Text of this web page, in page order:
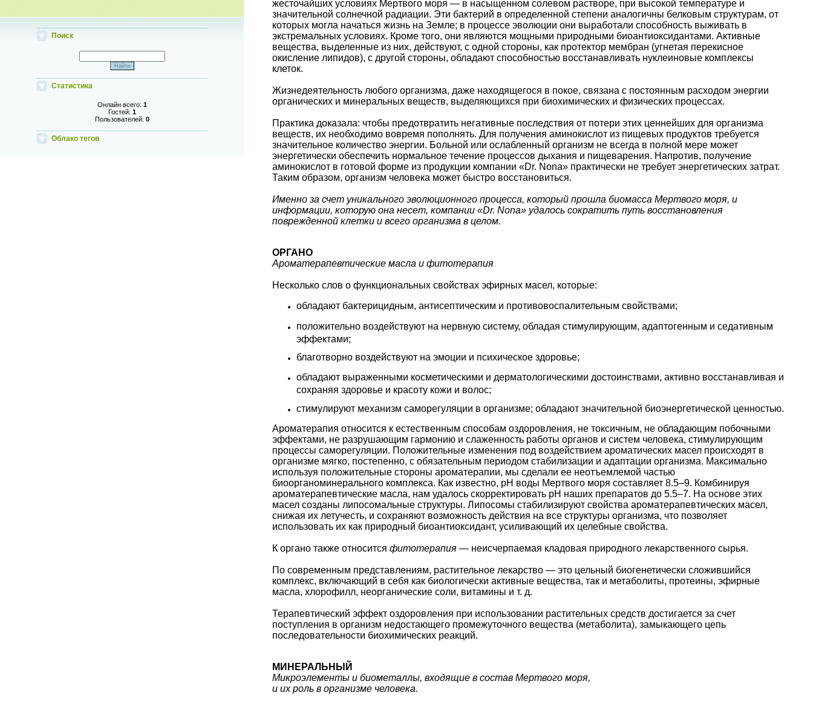
Поиск
Статистика
Онлайн всего: 1
Гостей: 1
Пользователей: 0
Облако тегов
жесточайших условиях Мертвого моря — в насыщенном солевом растворе, при высокой температуре и
значительной солнечной радиации. Эти бактерий в определенной степени аналогичны белковым структурам, от
которых могла начаться жизнь на Земле; в процессе эволюции они выработали способность выживать в
экстремальных условиях. Кроме того, они являются мощными природными биоантиоксидантами. Активные
вещества, выделенные из них, действуют, с одной стороны, как протектор мембран (угнетая перекисное
окисление липидов), с другой стороны, обладают способностью восстанавливать нуклеиновые комплексы
клеток.
Жизнедеятельность любого организма, даже находящегося в покое, связана с постоянным расходом энергии
органических и минеральных веществ, выделяющихся при биохимических и физических процессах.
Практика доказала: чтобы предотвратить негативные последствия от потери этих ценнейших для организма
веществ, их необходимо вовремя пополнять. Для получения аминокислот из пищевых продуктов требуется
значительное количество энергии. Больной или ослабленный организм не всегда в полной мере может
энергетически обеспечить нормальное течение процессов дыхания и пищеварения. Напротив, получение
аминокислот в готовой форме из продукции компании «Dr. Nona» практически не требует энергетических затрат.
Таким образом, организм человека может быстро восстановиться.
Именно за счет уникального эволюционного процесса, который прошла биомасса Мертвого моря, и
информации, которую она несет, компании «Dr. Nona» удалось сократить путь восстановления
поврежденной клетки и всего организма в целом.
ОРГАНО
Ароматерапевтические масла и фитотерапия
Несколько слов о функциональных свойствах эфирных масел, которые:
обладают бактерицидным, антисептическим и противовоспалительным свойствами;
положительно воздействуют на нервную систему, обладая стимулирующим, адаптогенным и седативным
эффектами;
благотворно воздействуют на эмоции и психическое здоровье;
обладают выраженными косметическими и дерматологическими достоинствами, активно восстанавливая и
сохраняя здоровье и красоту кожи и волос;
стимулируют механизм саморегуляции в организме; обладают значительной биоэнергетической ценностью.
Ароматерапия относится к естественным способам оздоровления, не токсичным, не обладающим побочными
эффектами, не разрушающим гармонию и слаженность работы органов и систем человека, стимулирующим
процессы саморегуляции. Положительные изменения под воздействием ароматических масел происходят в
организме мягко, постепенно, с обязательным периодом стабилизации и адаптации организма. Максимально
используя положительные стороны ароматерапии, мы сделали ее неотъемлемой частью
биоорганоминерального комплекса. Как известно, рН воды Мертвого моря составляет 8.5–9. Комбинируя
ароматерапевтические масла, нам удалось скорректировать рН наших препаратов до 5.5–7. На основе этих
масел созданы липосомальные структуры. Липосомы стабилизируют свойства ароматерапевтических масел,
снижая их летучесть, и сохраняют возможность действия на все структуры организма, что позволяет
использовать их как природный биоантиоксидант, усиливающий их целебные свойства.
К органо также относитсяфитотерапия — неисчерпаемая кладовая природного лекарственного сырья.
По современным представлениям, растительное лекарство — это цельный биогенетически сложившийся
комплекс, включающий в себя как биологически активные вещества, так и метаболиты, протеины, эфирные
масла, хлорофилл, неорганические соли, витамины и т. д.
Терапевтический эффект оздоровления при использовании растительных средств достигается за счет
поступления в организм недостающего промежуточного вещества (метаболита), замыкающего цепь
последовательности биохимических реакций.
МИНЕРАЛЬНЫЙ
Микроэлементы и биометаллы, входящие в состав Мертвого моря,
и их роль в организме человека.